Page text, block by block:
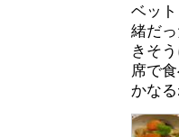
ベッ
緒だ
きそ
席で
かなる